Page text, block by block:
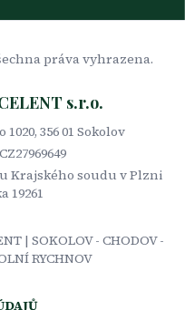
práva vyhrazena.
s.r.o.
356 01 Sokolov
Krajského soudu v Plzni
19261
| SOKOLOV - CHODOV -
RYCHNOV